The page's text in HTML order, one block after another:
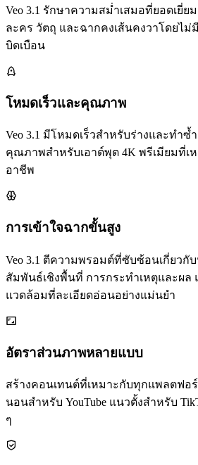
Veo 3.1 รักษาความสม่ำเสมอที่ยอดเยี่ย
ละคร วัตถุ และฉากคงเส้นคงวาโดยไม่
บิดเบือน
โหมดเร็วและคุณภาพ
Veo 3.1 มีโหมดเร็วสำหรับร่างและทำซ้
คุณภาพสำหรับเอาต์พุต 4K พรีเมียมที่เ
อาชีพ
การเข้าใจฉากขั้นสูง
Veo 3.1 ตีความพรอมต์ที่ซับซ้อนเกี่ยวกั
สัมพันธ์เชิงพื้นที่ การกระทำเหตุและผล
แวดล้อมที่ละเอียดอ่อนอย่างแม่นยำ
อัตราส่วนภาพหลายแบบ
สร้างคอนเทนต์ที่เหมาะกับทุกแพลตฟอ
นอนสำหรับ YouTube แนวตั้งสำหรับ
ๆ